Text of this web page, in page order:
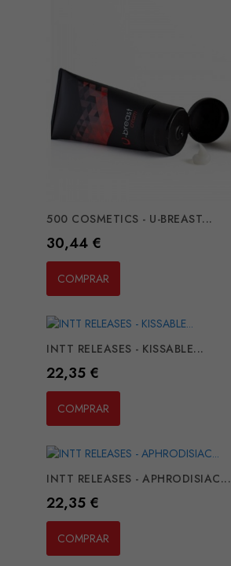
500 COSMETICS - U-BREAST...
Preço
30,44 €
COMPRAR
INTT RELEASES - KISSABLE...
Preço
22,35 €
COMPRAR
INTT RELEASES - APHRODISIAC...
Preço
22,35 €
COMPRAR